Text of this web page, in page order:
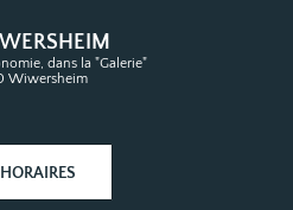
dans la "Galerie"
Wiwersheim